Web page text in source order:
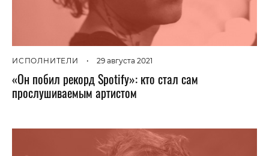
ИСПОЛНИТЕЛИ • 29 августа 2021
«Он побил рекорд Spotify»: кто стал сам
прослушиваемым артистом